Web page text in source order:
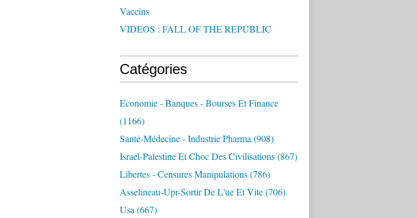
Vaccins
VIDEOS : FALL OF THE REPUBLIC
Catégories
Economie - Banques - Bourses Et Finance
(1166)
Santé-Médecine - Industrie Pharma (908)
Israel-Palestine Et Choc Des Civilisations(867)
Libertes - Censures Manipulations(786)
Asselineau-Upr-Sortir De L'ue Et Vite(706)
Usa (667)